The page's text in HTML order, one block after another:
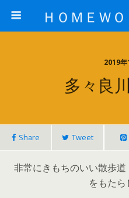
2019
多々良
Share Tweet
非常にきもちのいい散歩
をもた